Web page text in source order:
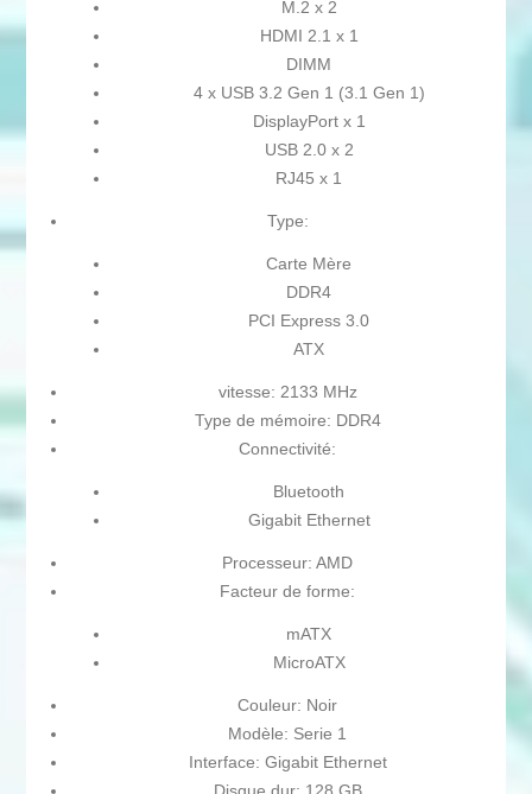
M.2 x 2
HDMI 2.1 x 1
DIMM
4 x USB 3.2 Gen 1 (3.1 Gen 1)
DisplayPort x 1
USB 2.0 x 2
RJ45 x 1
Type:
Carte Mère
DDR4
PCI Express 3.0
ATX
vitesse: 2133 MHz
Type de mémoire: DDR4
Connectivité:
Bluetooth
Gigabit Ethernet
Processeur: AMD
Facteur de forme:
mATX
MicroATX
Couleur: Noir
Modèle: Serie 1
Interface: Gigabit Ethernet